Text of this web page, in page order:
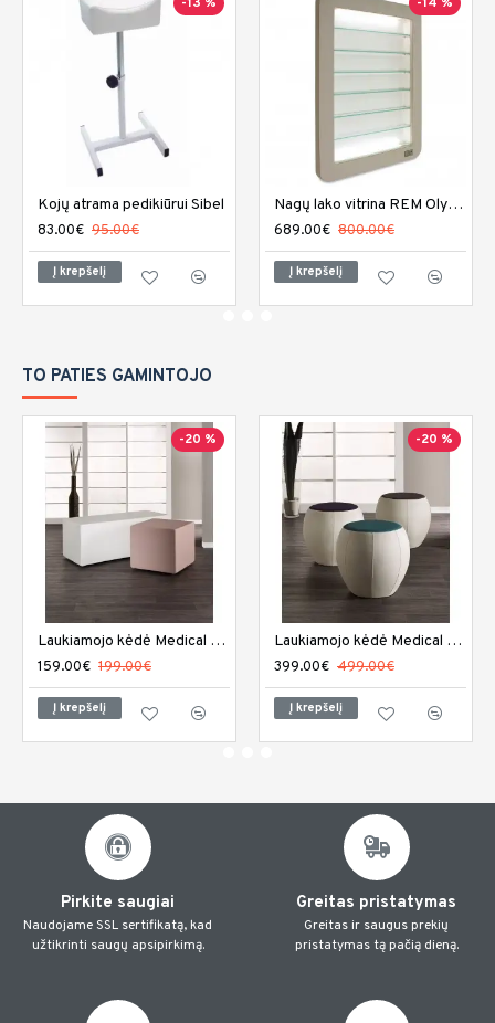
Kojų atrama pedikiūrui Sibel
83.00€ 95.00€
Į krepšelį
Nagų lako vitrina REM Olympia
689.00€ 800.00€
Į krepšelį
TO PATIES GAMINTOJO
-20 %
Laukiamojo kėdė Medical and Beauty Miami
159.00€ 199.00€
Į krepšelį
-20 %
Laukiamojo kėdė Medical and Beauty Rumba
399.00€ 499.00€
Į krepšelį
Pirkite saugiai
Naudojame SSL sertifikatą, kad
užtikrinti saugų apsipirkimą.
Greitas pristatymas
Greitas ir saugus prekių
pristatymas tą pačią dieną.